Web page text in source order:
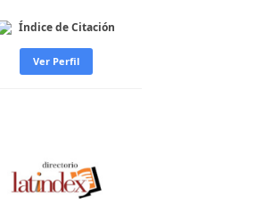
Índice de Citación
Ver Perfil